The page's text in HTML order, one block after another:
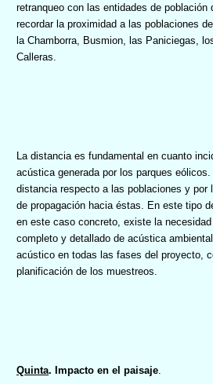
retranqueo con las entidades de población
recordar la proximidad a las poblaciones
la Chamborra, Busmion, las Paniciegas,
Calleras.
La distancia es fundamental en cuanto
acústica generada por los parques
distancia respecto a las poblaciones y por
de propagación hacia éstas. En este tipo
en este caso concreto, existe la
completo y detallado de acústica
acústico en todas las fases del proyecto,
planificación de los muestreos.
Quinta. Impacto en el paisaje